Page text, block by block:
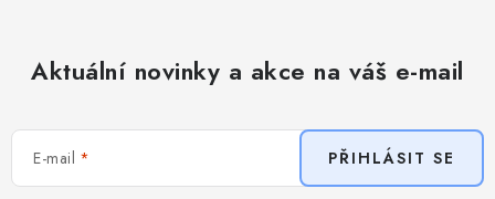
Aktuální novinky a akce na váš e-mail
E-mail PŘIHLÁSIT SE